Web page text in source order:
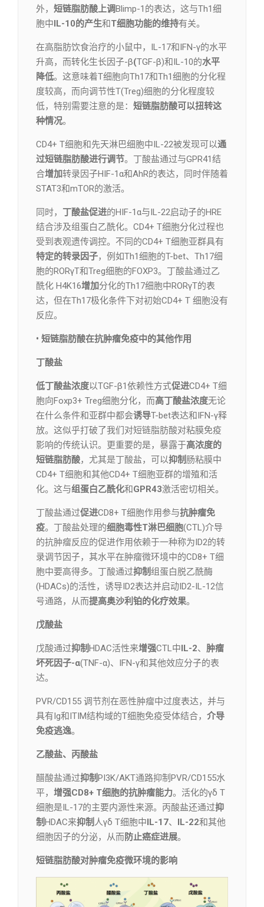
外， 短链脂肪酸上调Blimp-1的表达，这与Th1细
胞中IL-10的产生和T细胞功能的维持有关。
在高脂肪饮食治疗的小鼠中，IL-17和IFN-γ的水平
升高，而转化生长因子-β(TGF-β)和IL-10的水平
降低。这意味着T细胞向Th17和Th1细胞的分化程
度较高，而向调节性T(Treg)细胞的分化程度较
低，特别需要注意的是： 短链脂肪酸可以扭转这
种情况。
CD4+ T细胞和先天淋巴细胞中IL-22被发现可以通
过短链脂肪酸进行调节。丁酸盐通过与GPR41结
合增加转录因子HIF-1α和AhR的表达，同时伴随着
STAT3和mTOR的激活。
同时， 丁酸盐促进的HIF-1α与IL-22启动子的HRE
结合涉及组蛋白乙酰化。CD4+ T细胞分化过程也
受到表观遗传调控。不同的CD4+ T细胞亚群具有
特定的转录因子，例如Th1细胞的T-bet、Th17细
胞的RORγT和Treg细胞的FOXP3。丁酸盐通过乙
酰化 H4K16增加分化的Th17细胞中RORγT的表
达，但在Th17极化条件下对初始CD4+ T 细胞没有
反应。
• 短链脂肪酸在抗肿瘤免疫中的其他作用
丁酸盐
低丁酸盐浓度以TGF-β1依赖性方式促进CD4+ T细
胞向Foxp3+ Treg细胞分化，而高丁酸盐浓度无论
在什么条件和亚群中都会诱导T-bet表达和IFN-γ释
放。这似乎打破了我们对短链脂肪酸对粘膜免疫
影响的传统认识。更重要的是，暴露于高浓度的
短链脂肪酸，尤其是丁酸盐，可以抑制 肠粘膜中
CD4+ T细胞和其他CD4+ T细胞亚群的增殖和活
化。这与组蛋白乙酰化和GPR43激活密切相关。
丁酸盐通过促进CD8+ T细胞作用参与抗肿瘤免
疫。丁酸盐处理的细胞毒性T淋巴细胞(CTL)介导
的抗肿瘤反应的促进作用依赖于一种称为ID2的转
录调节因子，其水平在肿瘤微环境中的CD8+ T细
胞中要高得多。丁酸通过抑制 组蛋白脱乙酰酶
(HDACs)的活性，诱导ID2表达并启动ID2-IL-12信
号通路，从而提高奥沙利铂的化疗效果。
戊酸盐
戊酸通过抑制HDAC活性来增强CTL中IL-2、 肿瘤
坏死因子-α(TNF-α)、IFN-γ和其他效应分子的表
达。
PVR/CD155 调节剂在恶性肿瘤中过度表达，并与
具有Ig和ITIM结构域的T细胞免疫受体结合， 介导
免疫逃逸。
乙酸盐、丙酸盐
醋酸盐通过抑制PI3K/AKT通路抑制PVR/CD155水
平， 增强CD8+ T细胞的抗肿瘤能力。活化的γδ T
细胞是IL-17的主要内源性来源。丙酸盐还通过抑
制HDAC来抑制 人γδ T细胞中IL-17、 IL-22和其他
细胞因子的分泌，从而防止癌症进展。
短链脂肪酸对肿瘤免疫微环境的影响